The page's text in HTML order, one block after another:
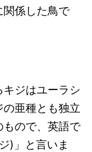
関係した鳥で
ジはユーラシ
亜種とも独立
もので、英語で
)」と言いま